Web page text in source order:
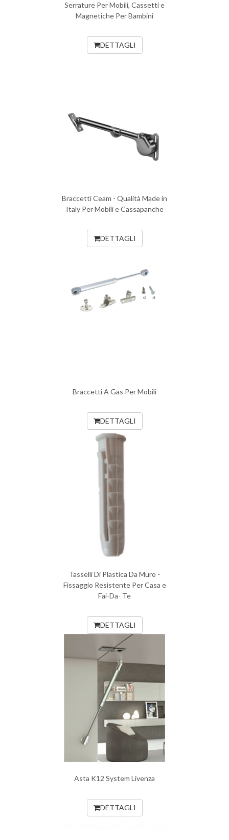
Serrature Per Mobili, Cassetti e
Magnetiche Per Bambini
DETTAGLI
Braccetti Ceam - Qualità Made in
Italy Per Mobili e Cassapanche
DETTAGLI
Braccetti A Gas Per Mobili
DETTAGLI
Tasselli Di Plastica Da Muro -
Fissaggio Resistente Per Casa e
Fai-Da- Te
DETTAGLI
Asta K12 System Livenza
DETTAGLI